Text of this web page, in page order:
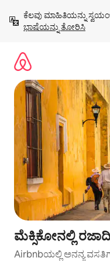
ಹೋಗಿ
ಕೆಲವು ಮಾಹಿತಿಯನ್ನು
ಭಾಷೆಯನ್ನು ತೋರಿಸಿ
ಮೆಕ್ಸಿಕೋನಲ್ಲಿ
Airbnbಯಲ್ಲಿ ಅನನ್ಯ